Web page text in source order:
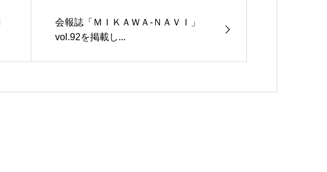
会報誌「ＭＩＫＡＷＡ-ＮＡＶＩ」
vol.92を掲載し...